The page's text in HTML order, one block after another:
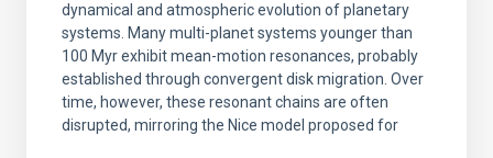
dynamical and atmospheric evolution of planetary
systems. Many multi-planet systems younger than
100 Myr exhibit mean-motion resonances, probably
established through convergent disk migration. Over
time, however, these resonant chains are often
disrupted, mirroring the Nice model proposed for